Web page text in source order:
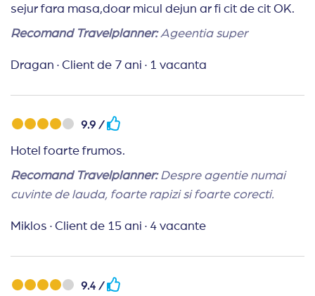
sejur fara masa,doar micul dejun ar fi cit de cit OK.
Recomand Travelplanner: Ageentia super
Dragan · Client de 7 ani · 1 vacanta
9.9 /
Hotel foarte frumos.
Recomand Travelplanner:Despre agentie numai
cuvinte de lauda, foarte rapizi si foarte corecti.
Miklos · Client de 15 ani · 4 vacante
9.4 /